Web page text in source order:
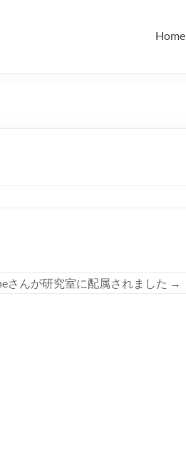
情報システム学類 瀬田研究室
Home
さんが研究室に配属されました →